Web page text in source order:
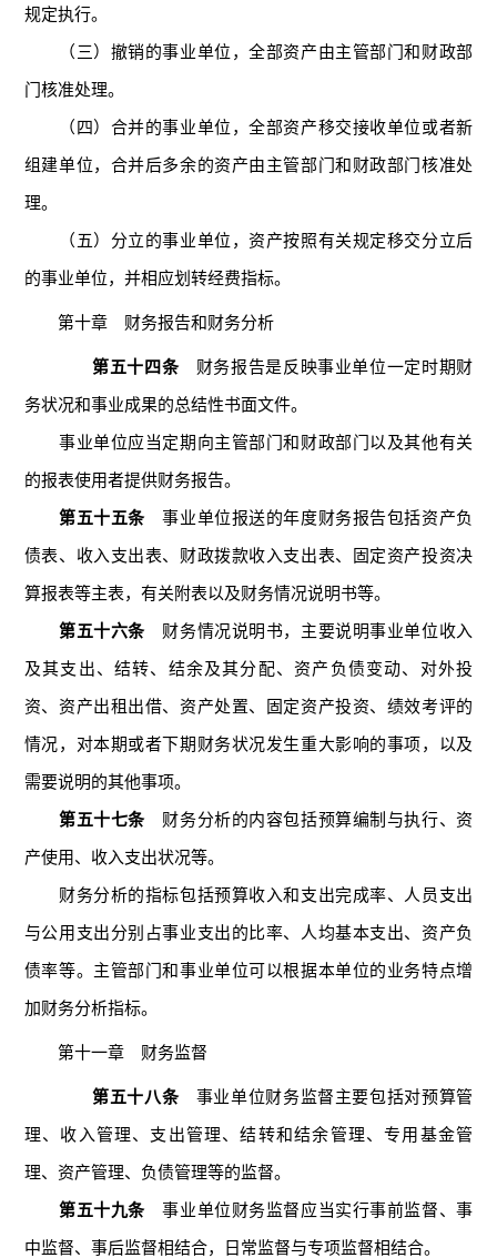
规定执行。
（三）撤销的事业单位，全部资产由主管部门和财政部
门核准处理。
（四）合并的事业单位，全部资产移交接收单位或者新
组建单位，合并后多余的资产由主管部门和财政部门核准处
理。
（五）分立的事业单位，资产按照有关规定移交分立后
的事业单位，并相应划转经费指标。
第十章 财务报告和财务分析
第五十四条财务报告是反映事业单位一定时期财
务状况和事业成果的总结性书面文件。
事业单位应当定期向主管部门和财政部门以及其他有关
的报表使用者提供财务报告。
第五十五条事业单位报送的年度财务报告包括资产负
债表、收入支出表、财政拨款收入支出表、固定资产投资决
算报表等主表，有关附表以及财务情况说明书等。
第五十六条财务情况说明书，主要说明事业单位收入
及其支出、结转、结余及其分配、资产负债变动、对外投
资、资产出租出借、资产处置、固定资产投资、绩效考评的
情况，对本期或者下期财务状况发生重大影响的事项，以及
需要说明的其他事项。
第五十七条财务分析的内容包括预算编制与执行、资
产使用、收入支出状况等。
财务分析的指标包括预算收入和支出完成率、人员支出
与公用支出分别占事业支出的比率、人均基本支出、资产负
债率等。主管部门和事业单位可以根据本单位的业务特点增
加财务分析指标。
第十一章 财务监督
第五十八条事业单位财务监督主要包括对预算管
理、收入管理、支出管理、结转和结余管理、专用基金管
理、资产管理、负债管理等的监督。
第五十九条事业单位财务监督应当实行事前监督、事
中监督、事后监督相结合，日常监督与专项监督相结合。